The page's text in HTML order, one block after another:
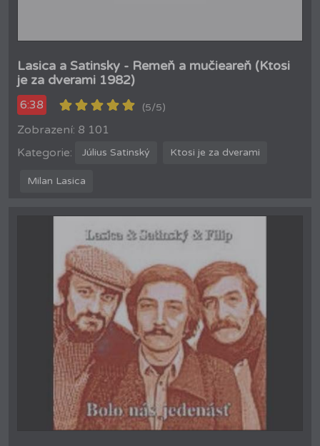
Lasica a Satinsky - Remeň a mučieareň (Ktosi
je za dverami 1982)
6:38 (5/5)
Zobrazení: 8 101
Kategorie:
Július Satinský Ktosi je za dverami
Milan Lasica